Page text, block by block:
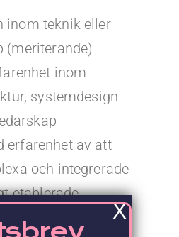
inom teknik eller
(meriterande)
inom
systemdesign
erfarenhet av att
och integrerade
etablerade
X